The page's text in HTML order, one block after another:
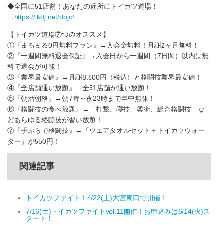
◆全国に51店舗！あなたの近所にトイカツ道場！
→ https://tkdj.net/dojo/
【トイカツ道場⑦つのオススメ】
①『まるまる0円無料プラン』→入会金無料！月謝2ヶ月無料！
②『一週間無料退会保証』→入会日から一週間（7日間）以内は無
料で退会が可能！
③『業界最安値』→月謝8,800円（税込）と格闘技業界最安値！
④『全店舗通い放題』→全51店舗が通い放題！
⑤『朝活朝格』→朝7時～夜23時まで年中無休！
⑥『格闘技の食べ放題』→「打撃、寝技、柔術、総合格闘技」な
どあらゆる格闘技が習い放題！
⑦『手ぶらで格闘技』→「ウェアタオルセット＋トイカツウォー
ター」が550円！
関連記事
トイカツファイト！4/22(土)大宮東口で開催！
7/16(土)トイカツファイトvol.11開催！お申込みは6/14(火)ス
タート！